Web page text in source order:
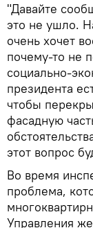
"Давайте
это не ушло.
очень хочет
почему-то не
социально-
президента
чтобы
фасадную
этот вопрос
Во время
проблема,
Управления